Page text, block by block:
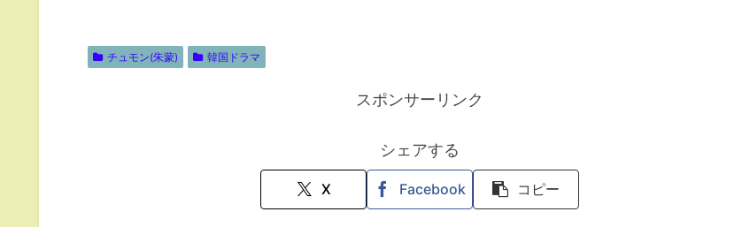
チュモン(朱蒙) 韓国ドラマ
スポンサーリンク
シェアする
X Facebook コピー